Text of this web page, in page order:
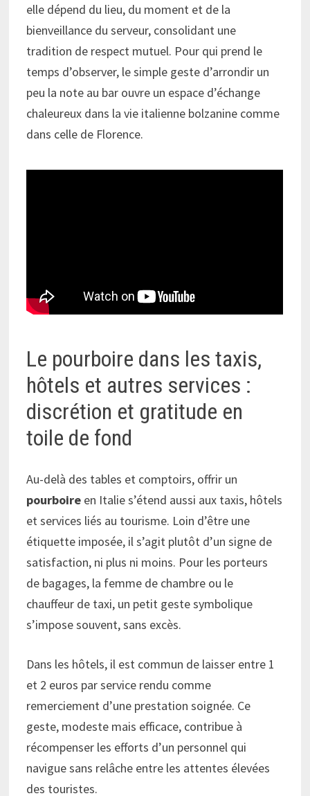
elle dépend du lieu, du moment et de la
bienveillance du serveur, consolidant une
tradition de respect mutuel. Pour qui prend le
temps d’observer, le simple geste d’arrondir un
peu la note au bar ouvre un espace d’échange
chaleureux dans la vie italienne bolzanine comme
dans celle de Florence.
Le pourboire dans les taxis,
hôtels et autres services :
discrétion et gratitude en
toile de fond
Au-delà des tables et comptoirs, offrir un
pourboire en Italie s’étend aussi aux taxis, hôtels
et services liés au tourisme. Loin d’être une
étiquette imposée, il s’agit plutôt d’un signe de
satisfaction, ni plus ni moins. Pour les porteurs
de bagages, la femme de chambre ou le
chauffeur de taxi, un petit geste symbolique
s’impose souvent, sans excès.
Dans les hôtels, il est commun de laisser entre 1
et 2 euros par service rendu comme
remerciement d’une prestation soignée. Ce
geste, modeste mais efficace, contribue à
récompenser les efforts d’un personnel qui
navigue sans relâche entre les attentes élevées
des touristes.